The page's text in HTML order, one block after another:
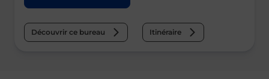
Découvrir ce bureau Itinéraire